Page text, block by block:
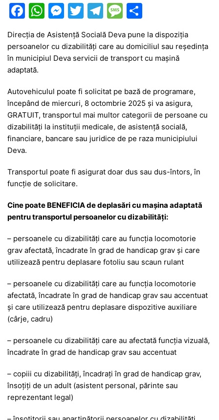
F
a
c
e
b
o
o
k
W
at
s
p
p
M
s
s
n
g
er
T
w
itt
er
T
e
gr
m
M
s
s
g
e
ta
je
z
ă
Direcția de Asistență Socială Deva pune la dispoziția
persoanelor cu dizabilități care au domiciliul sau reședința
în municipiul Deva servicii de transport cu mașină
adaptată.
Autovehiculul poate fi solicitat pe bază de programare,
începând de miercuri, 8 octombrie 2025 și va asigura,
GRATUIT, transportul mai multor categorii de persoane cu
dizabilități la instituții medicale, de asistență socială,
financiare, bancare sau juridice de pe raza municipiului
Deva.
Transportul poate fi asigurat doar dus sau dus-întors, în
funcție de solicitare.
Cine poate BENEFICIA de deplasări cu mașina adaptată
pentru transportul persoanelor cu dizabilități:
– persoanele cu dizabilități care au funcția locomotorie
grav afectată, încadrate în grad de handicap grav și care
utilizează pentru deplasare fotoliu sau scaun rulant
– persoanele cu dizabilități care au funcția locomotorie
afectată, încadrate în grad de handicap grav sau accentuat
și care utilizează pentru deplasare dispozitive auxiliare
(cârje, cadru)
– persoanele cu dizabilități care au afectată funcția vizuală,
încadrate în grad de handicap grav sau accentuat
– copiii cu dizabilități, încadrați în grad de handicap grav,
însoțiți de un adult (asistent personal, părinte sau
reprezentant legal)